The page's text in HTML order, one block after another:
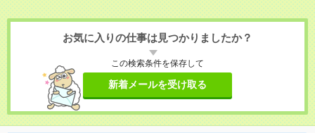
お気に入りの仕事は見つかりましたか？
この検索条件を保存して
新着メールを受け取る